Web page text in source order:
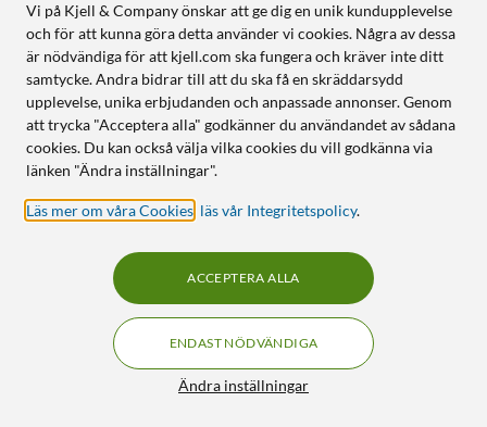
Magsafe 1 till USB-C-kabel
Extra USB-A-utgång på
laddaren
Perfekt för enheter med DC-
anslutning
Används tillsammans med
USB-PD-laddare
Längd: 1,2 meter
Vi på Kjell & Company önskar att ge dig en unik kundupplevelse
och för att kunna göra detta använder vi cookies. Några av dessa
är nödvändiga för att kjell.com ska fungera och kräver inte ditt
samtycke. Andra bidrar till att du ska få en skräddarsydd
upplevelse, unika erbjudanden och anpassade annonser. Genom
att trycka "Acceptera alla" godkänner du användandet av sådana
cookies. Du kan också välja vilka cookies du vill godkänna via
länken "Ändra inställningar".
Läs mer om våra Cookies läs vår Integritetspolicy.
Ändra inställningar
ENDAST NÖDVÄNDIGA
ACCEPTERA ALLA